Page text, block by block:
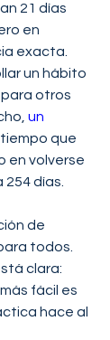
21 días
en
exacta.
un hábito
para otros
un
que
en volverse
días.
de
todos.
clara:
fácil es
hace al